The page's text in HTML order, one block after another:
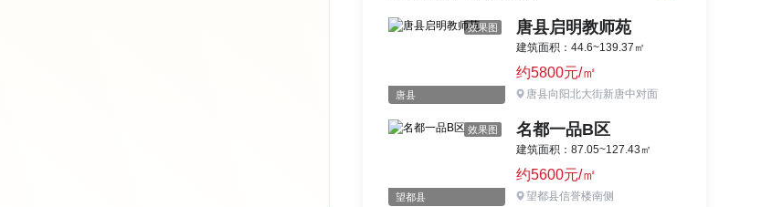
效果图
唐县
唐县启明教师苑
建筑面积：44.6~139.37㎡
约5800元/㎡
唐县向阳北大街新唐中对面
效果图
望都县
名都一品B区
建筑面积：87.05~127.43㎡
约5600元/㎡
望都县信誉楼南侧